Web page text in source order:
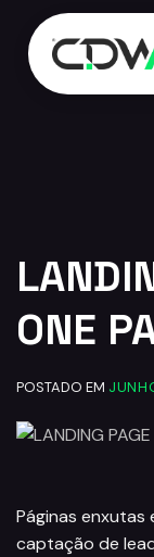
ONE
POSTADO EM
Páginas enxutas
captação de